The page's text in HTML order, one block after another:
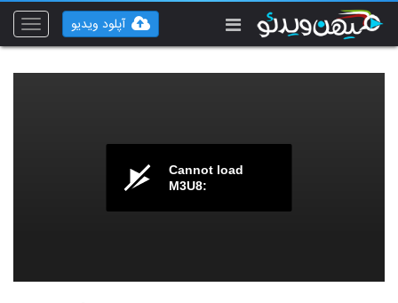
Toggle
آپلود ویدیو
Cannot load
M3U8: